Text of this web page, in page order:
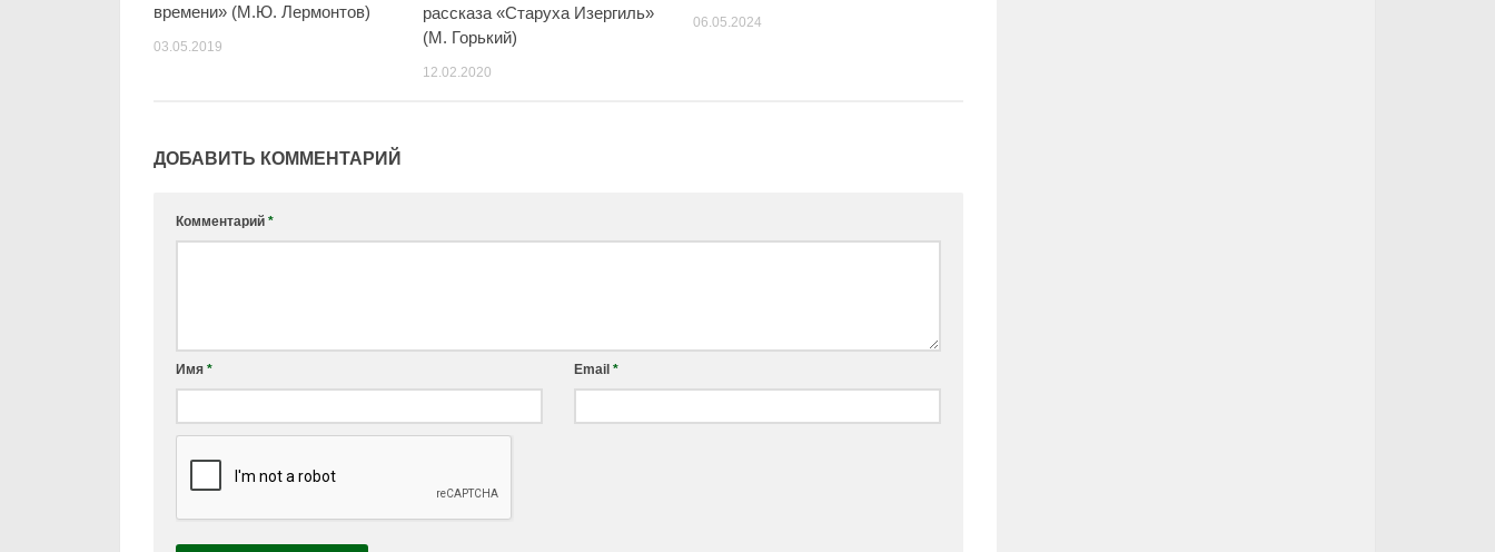
времени» (М.Ю. Лермонтов)
03.05.2019
рассказа «Старуха Изергиль»
(М. Горький)
12.02.2020
06.05.2024
ДОБАВИТЬ КОММЕНТАРИЙ
Комментарий *
Имя * Email *